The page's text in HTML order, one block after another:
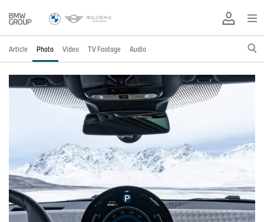
Article Photo Video TV Footage Audio